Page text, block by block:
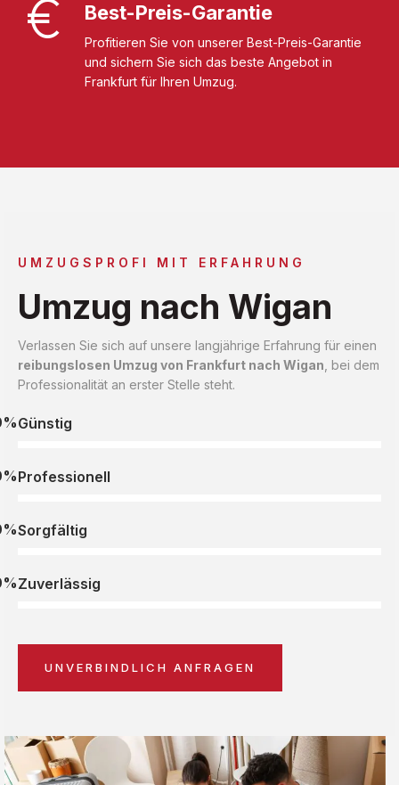
Best-Preis-Garantie
Profitieren Sie von unserer Best-Preis-Garantie
und sichern Sie sich das beste Angebot in
Frankfurt für Ihren Umzug.
UMZUGSPROFI MIT ERFAHRUNG
Umzug nach Wigan
Verlassen Sie sich auf unsere langjährige Erfahrung für einen
reibungslosen Umzug von Frankfurt nach Wigan , bei dem
Professionalität an erster Stelle steht.
Günstig
Professionell
Sorgfältig
Zuverlässig
UNVERBINDLICH ANFRAGEN